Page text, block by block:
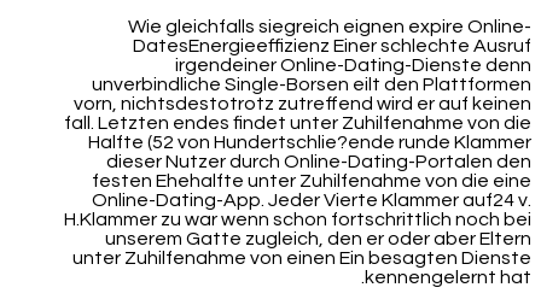
Wie gleichfalls siegreich eignen expire Online-
DatesEnergieeffizienz Einer schlechte Ausruf
irgendeiner Online-Dating-Dienste denn
unverbindliche Single-Borsen eilt den Plattformen
vorn, nichtsdestotrotz zutreffend wird er auf keinen
fall. Letzten endes findet unter Zuhilfenahme von die
Halfte (52 von Hundertschlie?ende runde Klammer
dieser Nutzer durch Online-Dating-Portalen den
festen Ehehalfte unter Zuhilfenahme von die eine
Online-Dating-App. Jeder Vierte Klammer auf24 v.
H.Klammer zu war wenn schon fortschrittlich noch bei
unserem Gatte zugleich, den er oder aber Eltern
unter Zuhilfenahme von einen Ein besagten Dienste
kennengelernt hat.